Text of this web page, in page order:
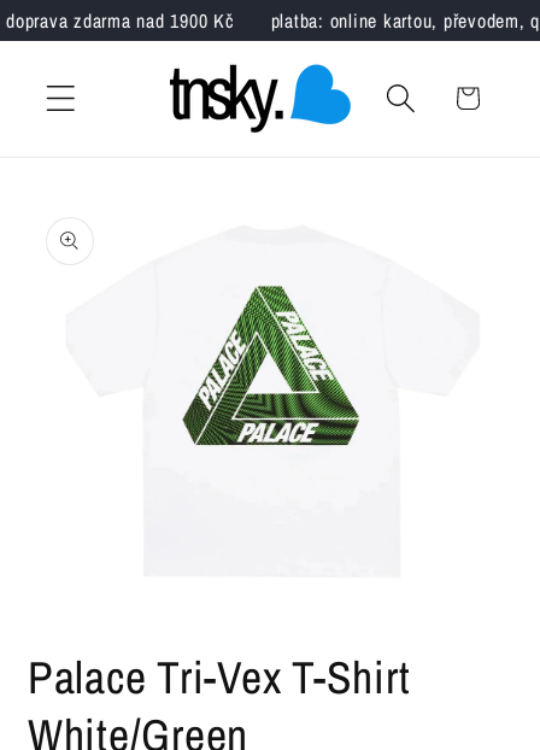
Přejít k
obsahu
doprava zdarma nad 1900 Kč platba: online kartou, převodem,
Košík
informace
o
produktu
1
okně
Palace Tri-Vex T-Shirt
White/Green